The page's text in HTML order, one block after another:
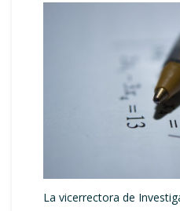
La vicerrectora de